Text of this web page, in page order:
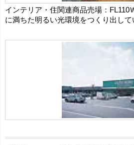
インテリア・住関連商品売場：FL110
に満ちた明るい光環境をつくり出して